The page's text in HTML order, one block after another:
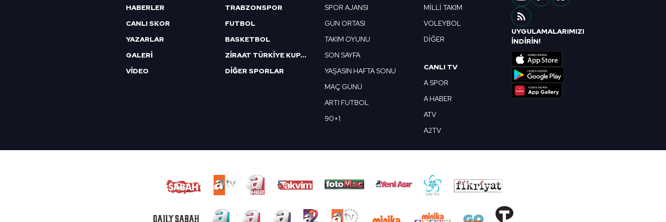
HABERLER
CANLI SKOR
YAZARLAR
GALERİ
VİDEO
TRABZONSPOR
FUTBOL
BASKETBOL
ZİRAAT TÜRKİYE KUPASI
DİĞER SPORLAR
SPOR AJANSI
GÜN ORTASI
TAKIM OYUNU
SON SAYFA
YAŞASIN HAFTA SONU
MAÇ GÜNÜ
ARTI FUTBOL
90+1
MİLLİ TAKIM
VOLEYBOL
DİĞER
CANLI TV
A SPOR
A HABER
ATV
A2TV
UYGULAMALARIMIZI
İNDİRİN!